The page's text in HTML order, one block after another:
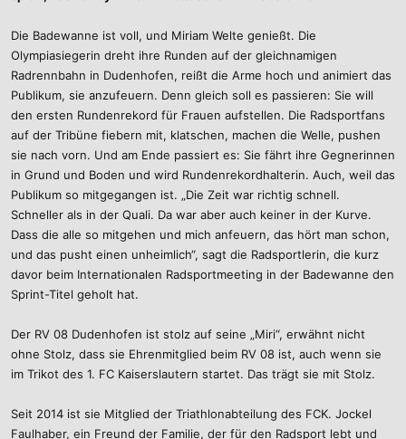
Die Badewanne ist voll, und Miriam Welte genießt. Die
Olympiasiegerin dreht ihre Runden auf der gleichnamigen
Radrennbahn in Dudenhofen, reißt die Arme hoch und animiert das
Publikum, sie anzufeuern. Denn gleich soll es passieren: Sie will
den ersten Rundenrekord für Frauen aufstellen. Die Radsportfans
auf der Tribüne fiebern mit, klatschen, machen die Welle, pushen
sie nach vorn. Und am Ende passiert es: Sie fährt ihre Gegnerinnen
in Grund und Boden und wird Rundenrekordhalterin. Auch, weil das
Publikum so mitgegangen ist. „Die Zeit war richtig schnell.
Schneller als in der Quali. Da war aber auch keiner in der Kurve.
Dass die alle so mitgehen und mich anfeuern, das hört man schon,
und das pusht einen unheimlich“, sagt die Radsportlerin, die kurz
davor beim Internationalen Radsportmeeting in der Badewanne den
Sprint-Titel geholt hat.
Der RV 08 Dudenhofen ist stolz auf seine „Miri“, erwähnt nicht
ohne Stolz, dass sie Ehrenmitglied beim RV 08 ist, auch wenn sie
im Trikot des 1. FC Kaiserslautern startet. Das trägt sie mit Stolz.
Seit 2014 ist sie Mitglied der Triathlonabteilung des FCK. Jockel
Faulhaber, ein Freund der Familie, der für den Radsport lebt und